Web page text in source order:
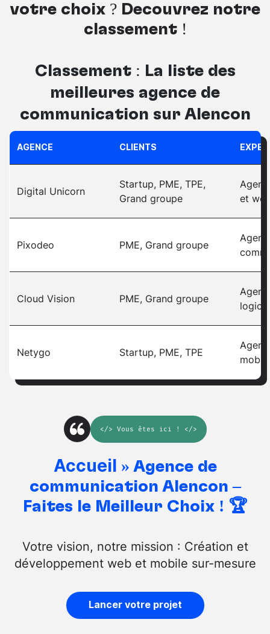
votre choix ? Découvrez notre
classement !
Classement : La liste des
meilleures agence de
communication sur Alencon
AGENCE CLIENTS
Digital Unicorn
Startup, PME, TPE,
Grand groupe
et
Pixodeo PME, Grand groupe
Cloud Vision PME, Grand groupe
Netygo Startup, PME, TPE
mobile
</> Vous êtes ici ! </>
Accueil » Agence de
communication Alencon –
Faites le Meilleur Choix ! 🏆
Votre vision, notre mission : Création et
développement web et mobile sur-mesure
Lancer votre projet